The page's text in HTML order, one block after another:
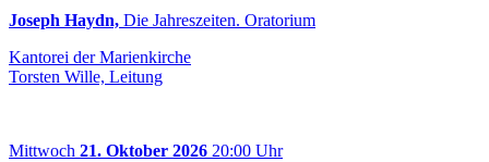
Joseph Haydn, Die Jahreszeiten. Oratorium
Kantorei der Marienkirche
Torsten Wille, Leitung
Mittwoch 21. Oktober 2026 20:00 Uhr